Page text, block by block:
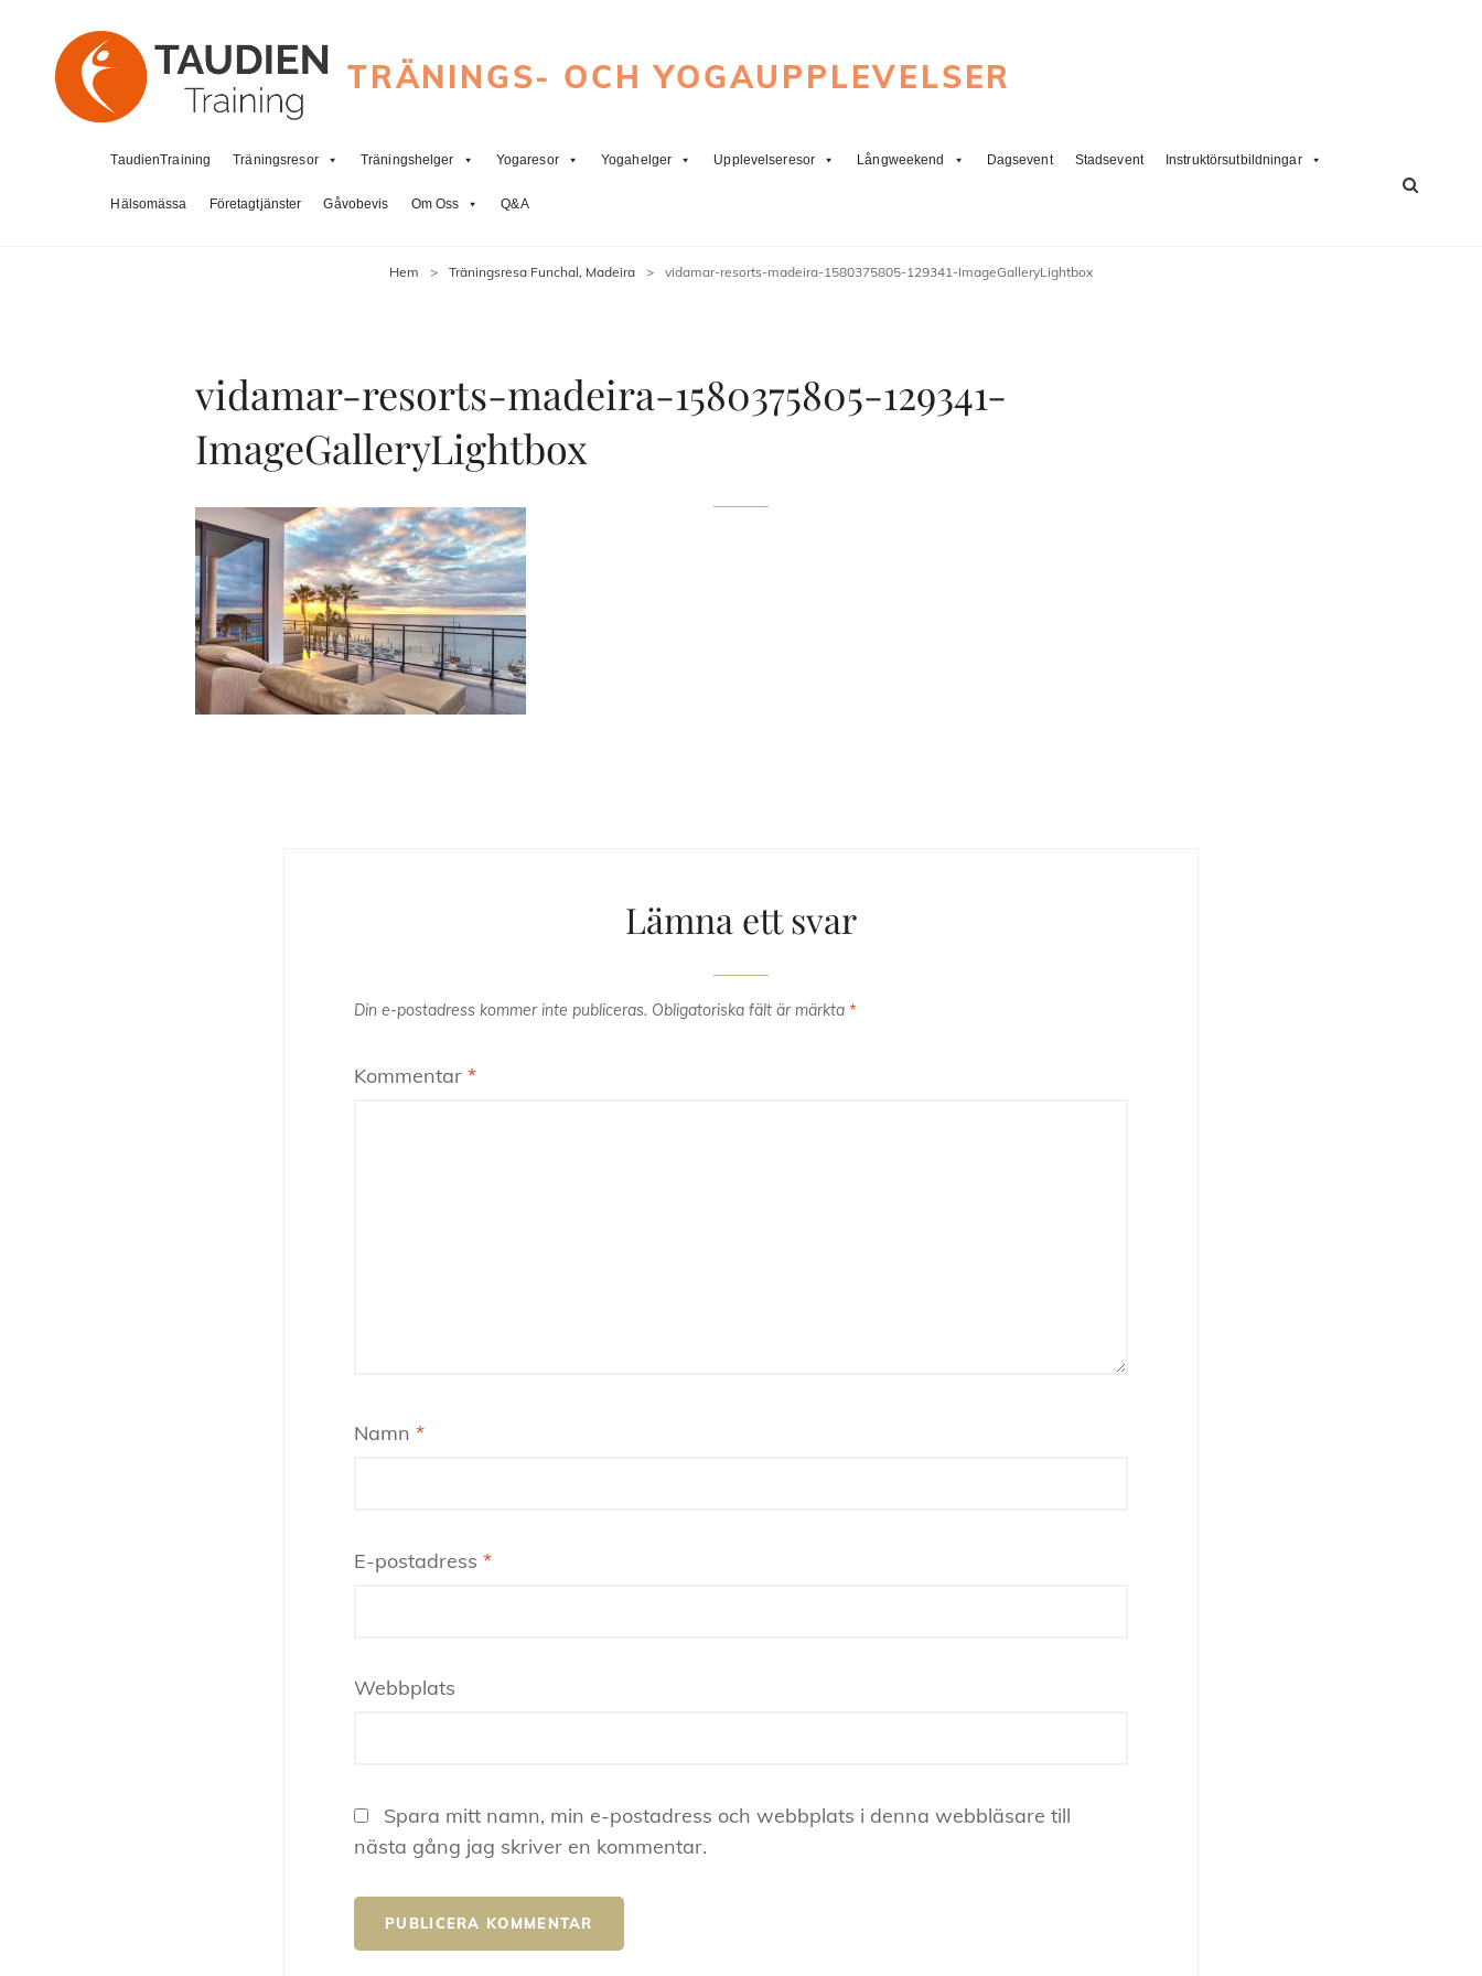
TRÄNINGS- OCH YOGAUPPLEVELSER
TaudienTraining Träningsresor Träningshelger Yogaresor Yogahelger Upplevelseresor Långweekend Dagsevent Stadsevent Instruktörsutbildningar
Hälsomässa Företagtjänster Gåvobevis Om Oss Q&A
Hem > Träningsresa Funchal, Madeira > vidamar-resorts-madeira-1580375805-129341-ImageGalleryLightbox
vidamar-resorts-madeira-1580375805-129341-
ImageGalleryLightbox
Lämna ett svar
Din e-postadress kommer inte publiceras. Obligatoriska fält är märkta *
Kommentar *
Namn *
E-postadress *
Webbplats
Spara mitt namn, min e-postadress och webbplats i denna webbläsare till
nästa gång jag skriver en kommentar.